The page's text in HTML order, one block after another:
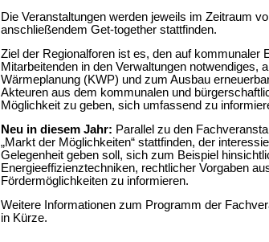
Die Veranstaltungen werden jeweils im Zeitraum
anschließendem Get-together stattfinden.
Ziel der Regionalforen ist es, den auf kommunaler
Mitarbeitenden in den Verwaltungen notwendiges,
Wärmeplanung (KWP) und zum Ausbau
Akteuren aus dem kommunalen und
Möglichkeit zu geben, sich umfassend zu
Neu in diesem Jahr: Parallel zu den
„Markt der Möglichkeiten“ stattfinden, der
Gelegenheit geben soll, sich zum Beispiel
Energieeffizienztechniken, rechtlicher Vorgaben
Fördermöglichkeiten zu informieren.
Weitere Informationen zum Programm der
in Kürze.